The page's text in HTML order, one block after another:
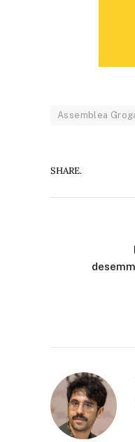
Assemblea
SHARE.